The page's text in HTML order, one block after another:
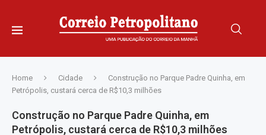
Home Cidade
Construção no Parque Padre Quinha, em
Petrópolis, custará cerca de R$10,3 milhões
Construção no Parque Padre Quinha, em
Petrópolis, custará cerca de R$10,3 milhões